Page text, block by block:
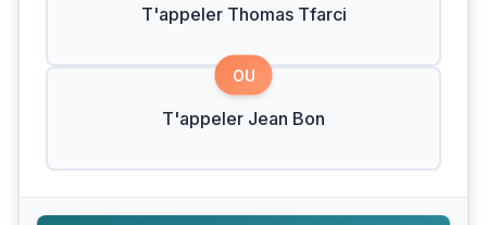
T'appeler Thomas Tfarci
OU
T'appeler Jean Bon